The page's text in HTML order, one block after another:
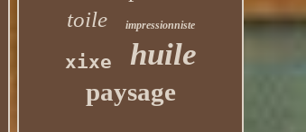
toile impressionniste
xixe huile
paysage